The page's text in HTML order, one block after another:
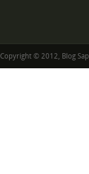
Copyright © 2012, Blog